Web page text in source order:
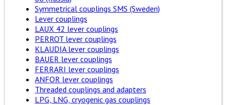
Symmetrical couplings SMS (Sweden)
Lever couplings
LAUX 42 lever couplings
PERROT lever couplings
KLAUDIA lever couplings
BAUER lever couplings
FERRARI lever couplings
ANFOR lever couplings
Threaded couplings and adapters
LPG, LNG, cryogenic gas couplings